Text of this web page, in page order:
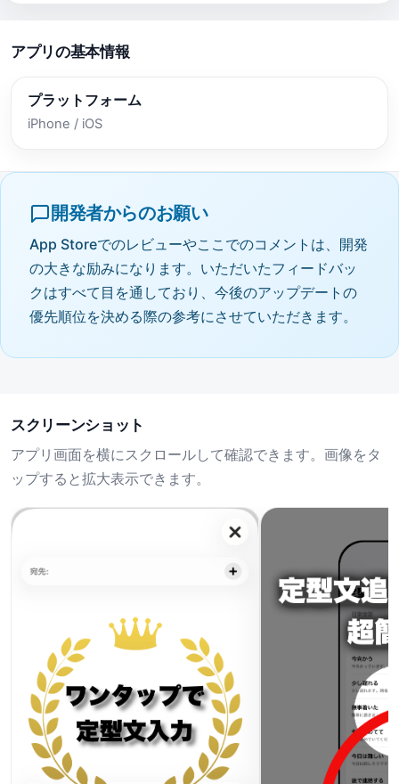
アプリの基本情報
プラットフォーム
iPhone / iOS
開発者からのお願い
App Storeでのレビューやここでのコメントは、開発
の大きな励みになります。いただいたフィードバッ
クはすべて目を通しており、今後のアップデートの
優先順位を決める際の参考にさせていただきます。
スクリーンショット
アプリ画面を横にスクロールして確認できます。画像をタ
ップすると拡大表示できます。